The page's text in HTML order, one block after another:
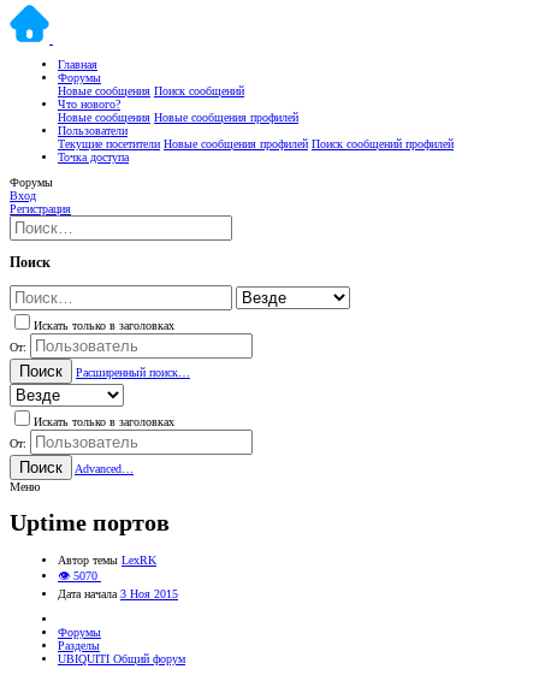
Главная
Форумы
Новые сообщения Поиск сообщений
Что нового?
Новые сообщения Новые сообщения профилей
Пользователи
Текущие посетители Новые сообщения профилей Поиск сообщений профилей
Точка доступа
Форумы
Вход
Регистрация
Поиск
Искать только в заголовках
От:
Поиск Расширенный поиск…
Искать только в заголовках
От:
Поиск
Advanced…
Меню
Uptime портов
Автор темы LexRK
👁 5070
Дата начала 3 Ноя 2015
Форумы
Разделы
UBIQUITI Общий форум